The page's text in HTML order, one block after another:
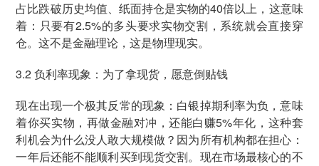
占比跌破历史均值、纸面持仓是实物的40倍以上，这意味
着：只要有2.5%的多头要求实物交割，系统就会直接穿
仓。这不是金融理论，这是物理现实。
3.2 负利率现象：为了拿现货，愿意倒贴钱
现在出现一个极其反常的现象：白银掉期利率为负，意味
着你买实物，再做金融对冲，还能白赚5%年化，这种套
利机会为什么没人敢大规模做？因为所有机构都在担心：
一年后还能不能顺利买到现货交割。现在市场最核心的不